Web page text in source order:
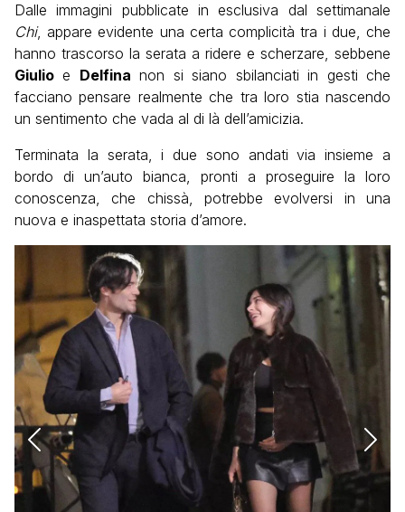
Dalle immagini pubblicate in esclusiva dal settimanale
Chi, appare evidente una certa complicità tra i due, che
hanno trascorso la serata a ridere e scherzare, sebbene
Giulio e Delfina non si siano sbilanciati in gesti che
facciano pensare realmente che tra loro stia nascendo
un sentimento che vada al di là dell’amicizia.
Terminata la serata, i due sono andati via insieme a
bordo di un’auto bianca, pronti a proseguire la loro
conoscenza, che chissà, potrebbe evolversi in una
nuova e inaspettata storia d’amore.